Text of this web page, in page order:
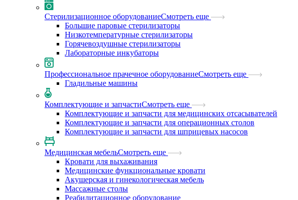
Стерилизационное оборудованиеСмотреть еще
Большие паровые стерилизаторы
Низкотемпературные стерилизаторы
Горячевоздушные стерилизаторы
Лабораторные инкубаторы
Профессиональное прачечное оборудованиеСмотреть еще
Гладильные машины
Комплектующие и запчастиСмотреть еще
Комплектующие и запчасти для медицинских отсасывателей
Комплектующие и запчасти для операционных столов
Комплектующие и запчасти для шприцевых насосов
Медицинская мебельСмотреть еще
Кровати для выхаживания
Медицинские функциональные кровати
Акушерская и гинекологическая мебель
Массажные столы
Реабилитационное оборудование